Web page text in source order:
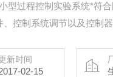
型过程控制实验系统*符
、控制系统调节以及控制
Simulink混合式仿真平台
新时间
02-15